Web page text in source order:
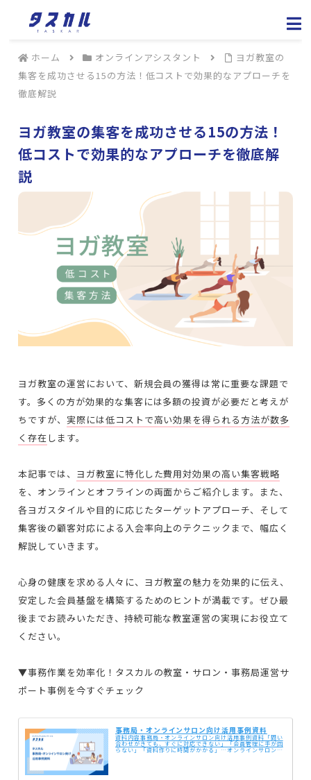
ホーム オンラインアシスタント
ヨガ教室の
集客を成功させる15の方法！低コストで効果的なアプローチを
徹底解説
ヨガ教室の集客を成功させる15の方法！
低コストで効果的なアプローチを徹底解
説
ヨガ教室の運営において、新規会員の獲得は常に重要な課題で
す。多くの方が効果的な集客には多額の投資が必要だと考えが
ちですが、 実際には低コストで高い効果を得られる方法が数多
く存在 します。
本記事では、 ヨガ教室に特化した費用対効果の高い集客戦略
を、オンラインとオフラインの両面からご紹介します。また、
各ヨガスタイルや目的に応じたターゲットアプローチ、そして
集客後の顧客対応による入会率向上のテクニックまで、幅広く
解説していきます。
心身の健康を求める人々に、ヨガ教室の魅力を効果的に伝え、
安定した会員基盤を構築するためのヒントが満載です。ぜひ最
後までお読みいただき、持続可能な教室運営の実現にお役立て
ください。
▼事務作業を効率化！タスカルの教室・サロン・事務局運営サ
ポート事例を今すぐチェック
事務局・オンラインサロン向け活用事例資料
資料内容事務局・オンラインサロン向け活用事例資料「問い
合わせがきても、すぐに対応できない」「会員管理に手が回
らない」「資料作りに時間がかかる」…オンラインサロンや